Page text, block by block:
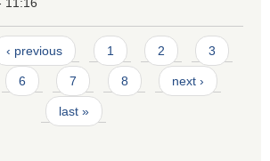
‹ previous 1 2 3
6 7 8 next ›
last »